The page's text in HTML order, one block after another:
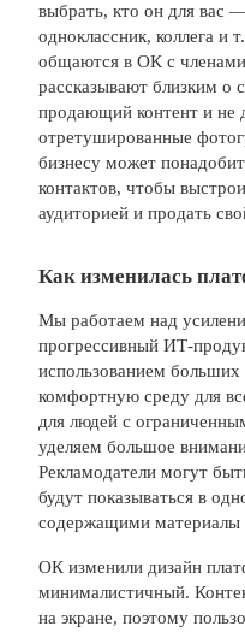
выбрать, кто он для вас
одноклассник, коллега и
общаются в ОК с
рассказывают близким о
продающий контент и не
отретушированные
бизнесу может
контактов, чтобы
аудиторией и продать
Как изменилась
Мы работаем над
прогрессивный ИТ-
использованием
комфортную среду для
для людей с
уделяем большое
Рекламодатели могут
будут показываться в
содержащими материалы
ОК изменили дизайн
минималистичный.
на экране, поэтому